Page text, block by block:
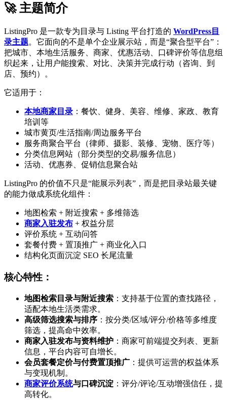
🚀 主题简介
ListingPro 是一款专为目录与 Listing 平台打造的 WordPress目
录主题。它面向的不是单个企业展示站，而是“聚合型平台”：
把城市、本地生活服务、商家、优惠活动、口碑评价等信息组
织起来，让用户能搜索、对比、决策并完成行动（咨询、到
店、预约）。
它适用于：
本地商家目录 ：餐饮、健身、美容、维修、家政、教育
培训等
城市黄页/生活指南/周边服务平台
服务商聚合平台（律师、摄影、装修、宠物、医疗等）
分类信息网站（部分类型的交易/服务信息）
活动、优惠券、促销信息聚合站
ListingPro 的价值不只是“能展示列表”，而是把目录站最关键
的能力做成系统化组件：
地图检索 + 附近搜索 + 多维筛选
商家入驻发布 + 权益分层
评价系统 + 互动问答
套餐付费 + 置顶推广 + 商业化入口
结构化页面沉淀 SEO 长尾流量
核心特性：
地图检索目录与附近搜索 ：支持基于位置的查找路径，
适配本地生活类需求。
高级筛选搜索与排序 ：按分类/区域/评分/价格等多维度
筛选，提高命中效率。
商家入驻发布与资料维护 ：商家可前端提交列表、更新
信息，平台内容可自增长。
会员套餐定价与付费置顶推广 ：提供可运营的权益体系
与变现机制。
商家评价系统与口碑沉淀 ：评分/评论/互动增强信任，提
高转化。